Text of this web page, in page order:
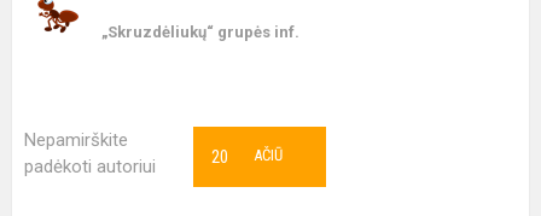
„Skruzdėliukų“ grupės inf.
Nepamirškite
padėkoti autoriui
AČIŪ
20